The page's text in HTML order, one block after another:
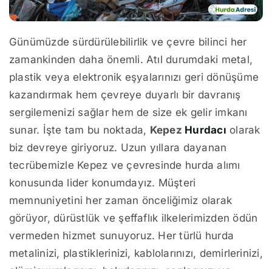
Günümüzde sürdürülebilirlik ve çevre bilinci her
zamankinden daha önemli. Atıl durumdaki metal,
plastik veya elektronik eşyalarınızı geri dönüşüme
kazandırmak hem çevreye duyarlı bir davranış
sergilemenizi sağlar hem de size ek gelir imkanı
sunar. İşte tam bu noktada, Kepez Hurdacı olarak
biz devreye giriyoruz. Uzun yıllara dayanan
tecrübemizle Kepez ve çevresinde hurda alımı
konusunda lider konumdayız. Müşteri
memnuniyetini her zaman önceliğimiz olarak
görüyor, dürüstlük ve şeffaflık ilkelerimizden ödün
vermeden hizmet sunuyoruz. Her türlü hurda
metalinizi, plastiklerinizi, kablolarınızı, demirlerinizi,